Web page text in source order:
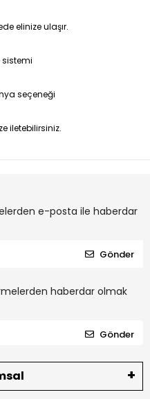
elinize ulaşır.
sistemi
seçeneği
iletebilirsiniz.
e-posta ile haberdar
Gönder
haberdar olmak
Gönder